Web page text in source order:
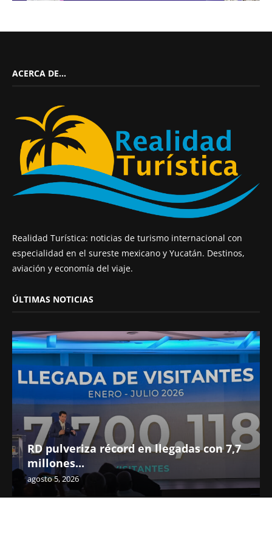
ACERCA DE…
Realidad Turística: noticias de turismo internacional con
especialidad en el sureste mexicano y Yucatán. Destinos,
aviación y economía del viaje.
ÚLTIMAS NOTICIAS
RD pulveriza récord en llegadas con 7,7
millones...
agosto 5, 2026